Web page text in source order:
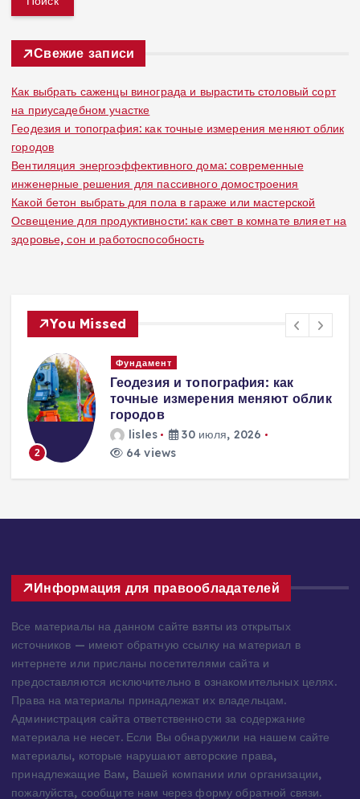
т
Свежие записи
Как выбрать саженцы винограда и вырастить столовый сорт
на приусадебном участке
Геодезия и топография: как точные измерения меняют облик
городов
Вентиляция энергоэффективного дома: современные
инженерные решения для пассивного домостроения
Какой бетон выбрать для пола в гараже или мастерской
Освещение для продуктивности: как свет в комнате влияет на
здоровье, сон и работоспособность
You Missed
Вентиляция
Вентиляция
энергоэффективного дома:
современные инженерные
решения для пассивного
домостроения
Информация для правообладателей
Все материалы на данном сайте взяты из открытых
источников — имеют обратную ссылку на материал в
интернете или присланы посетителями сайта и
предоставляются исключительно в ознакомительных целях.
Права на материалы принадлежат их владельцам.
Администрация сайта ответственности за содержание
материала не несет. Если Вы обнаружили на нашем сайте
материалы, которые нарушают авторские права,